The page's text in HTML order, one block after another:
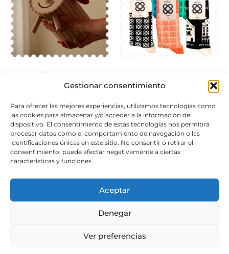
Gestionar consentimiento
Para ofrecer las mejores experiencias, utilizamos tecnologías como
las cookies para almacenar y/o acceder a la información del
dispositivo. El consentimiento de estas tecnologías nos permitirá
procesar datos como el comportamiento de navegación o las
identificaciones únicas en este sitio. No consentir o retirar el
consentimiento, puede afectar negativamente a ciertas
características y funciones.
Aceptar
Denegar
Ver preferencias
TIÓ DE NADAL
50,00€
Leer más
BARCELONA
€
Seleccionar opciones
Español Aviso legal
Política venta y devoluciones
Normas de uso de RR.SS.
Regalos Navidad Barcelona